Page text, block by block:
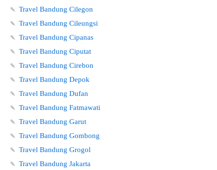
🍡 Travel Bandung Cilegon
🍡 Travel Bandung Cileungsi
🍡 Travel Bandung Cipanas
🍡 Travel Bandung Ciputat
🍡 Travel Bandung Cirebon
🍡 Travel Bandung Depok
🍡 Travel Bandung Dufan
🍡 Travel Bandung Fatmawati
🍡 Travel Bandung Garut
🍡 Travel Bandung Gombong
🍡 Travel Bandung Grogol
🍡 Travel Bandung Jakarta